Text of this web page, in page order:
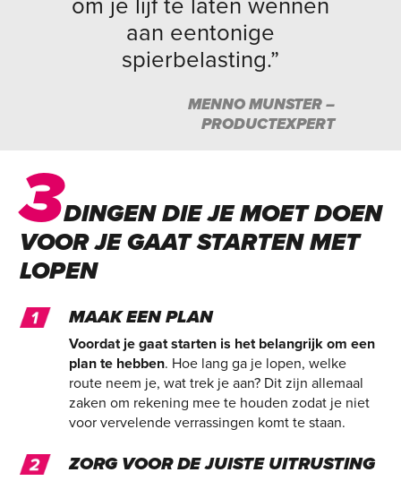
om je lijf te laten wennen
aan eentonige
spierbelasting.”
MENNO MUNSTER –
PRODUCTEXPERT
3DINGEN DIE JE MOET DOEN
VOOR JE GAAT STARTEN MET
LOPEN
MAAK EEN PLAN
Voordat je gaat starten is het belangrijk om een
plan te hebben. Hoe lang ga je lopen, welke
route neem je, wat trek je aan? Dit zijn allemaal
zaken om rekening mee te houden zodat je niet
voor vervelende verrassingen komt te staan.
ZORG VOOR DE JUISTE UITRUSTING